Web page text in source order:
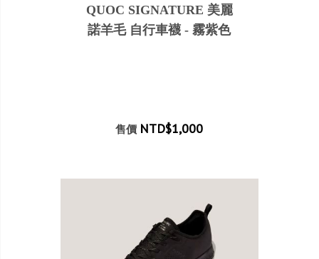
QUOC SIGNATURE 美麗
諾羊毛 自行車襪 - 霧紫色
售價 NTD$1,000